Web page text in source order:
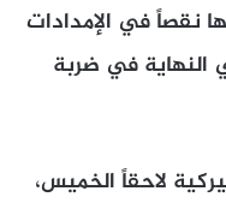
نقصاً في الإمدادات
في ضربة
لاحقاً الخميس،